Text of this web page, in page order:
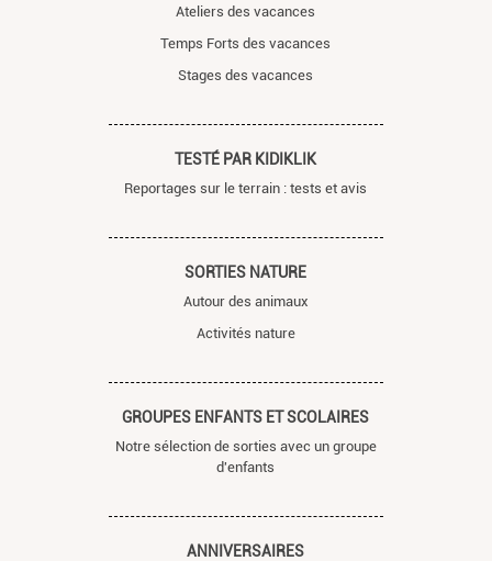
Ateliers des vacances
Temps Forts des vacances
Stages des vacances
TESTÉ PAR KIDIKLIK
Reportages sur le terrain : tests et avis
SORTIES NATURE
Autour des animaux
Activités nature
GROUPES ENFANTS ET SCOLAIRES
Notre sélection de sorties avec un groupe
d'enfants
ANNIVERSAIRES